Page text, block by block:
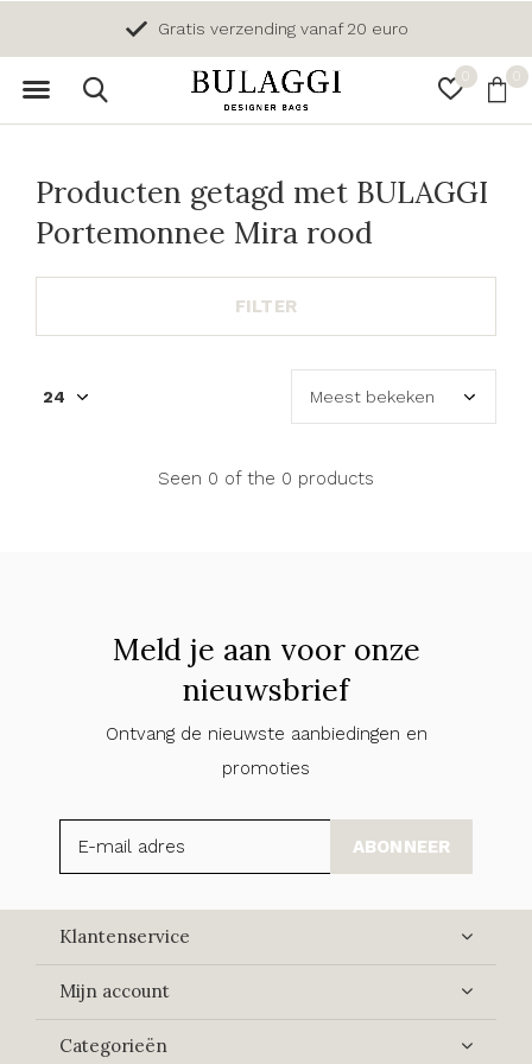
0 0
Gratis verzending vanaf 20 euro
Producten getagd met BULAGGI
Portemonnee Mira rood
FILTER
Seen 0 of the 0 products
Meld je aan voor onze
nieuwsbrief
Ontvang de nieuwste aanbiedingen en
promoties
ABONNEER
Klantenservice
Mijn account
Categorieën